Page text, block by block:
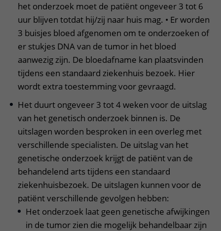
het onderzoek moet de patiënt ongeveer 3 tot 6
uur blijven totdat hij/zij naar huis mag. • Er worden
3 buisjes bloed afgenomen om te onderzoeken of
er stukjes DNA van de tumor in het bloed
aanwezig zijn. De bloedafname kan plaatsvinden
tijdens een standaard ziekenhuis bezoek. Hier
wordt extra toestemming voor gevraagd.
Het duurt ongeveer 3 tot 4 weken voor de uitslag
van het genetisch onderzoek binnen is. De
uitslagen worden besproken in een overleg met
verschillende specialisten. De uitslag van het
genetische onderzoek krijgt de patiënt van de
behandelend arts tijdens een standaard
ziekenhuisbezoek. De uitslagen kunnen voor de
patiënt verschillende gevolgen hebben:
Het onderzoek laat geen genetische afwijkingen
in de tumor zien die mogelijk behandelbaar zijn